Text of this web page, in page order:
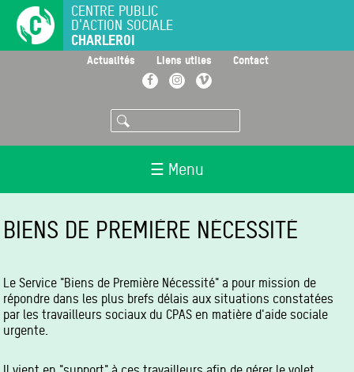
principal
CENTRE PUBLIC
D'ACTION SOCIALE
CHARLEROI
Actualités Liens utiles Contact
FacebookInstagramVimeo
Rechercher
☰ Menu
BIENS DE PREMIÈRE NÉCESSITÉ
Le Service "Biens de Première Nécessité" a pour mission de
répondre dans les plus brefs délais aux situations constatées
par les travailleurs sociaux du CPAS en matière d'aide sociale
urgente.